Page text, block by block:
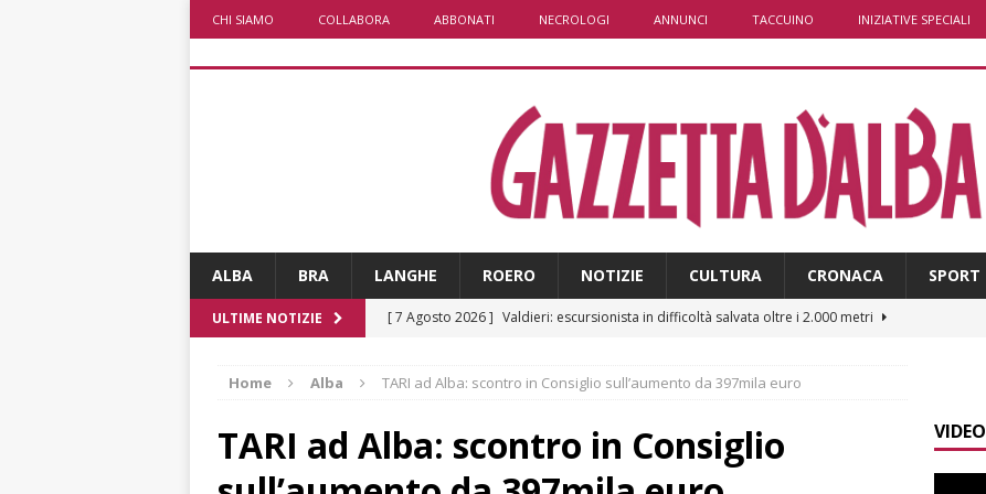
CHI SIAMO COLLABORA ABBONATI NECROLOGI ANNUNCI TACCUINO INIZIATIVE SPECIALI
ALBA BRA LANGHE ROERO NOTIZIE CULTURA CRONACA SPORT
ULTIME NOTIZIE [ 7 Agosto 2026 ] Valdieri: escursionista in difficoltà salvata oltre i 2.000 metri
[ 7 Agosto 2026 ] Caso Galeasso in Comune ad Alba, per la Lega le dimissioni
non cancellano il problema politico
ALBA
ITINERARI / La ciclabile del Ponente ligure sui vecchi binari
Home Alba TARI ad Alba: scontro in Consiglio sull’aumento da 397mila euro
TARI ad Alba: scontro in Consiglio
VIDEO